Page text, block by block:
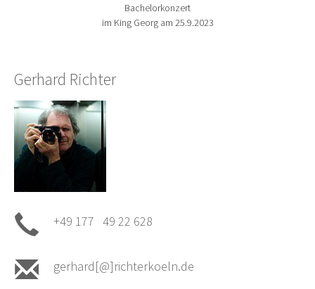
Bachelorkonzert
im King Georg am 25.9.2023
Gerhard Richter
+49 177 49 22 628
gerhard[@]richterkoeln.de